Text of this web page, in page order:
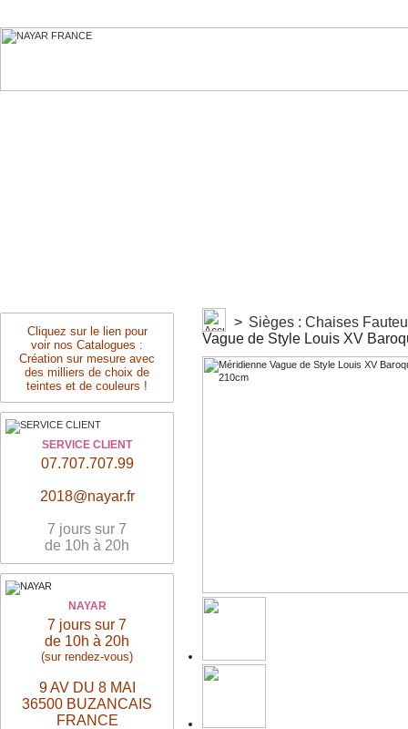
Cliquez sur le lien pour
voir nos Catalogues :
Création sur mesure avec
des milliers de choix de
teintes et de couleurs !
SERVICE CLIENT
07.707.707.99
2018@nayar.fr
7 jours sur 7
de 10h à 20h
NAYAR
7 jours sur 7
de 10h à 20h
(sur rendez-vous)
9 AV DU 8 MAI
36500 BUZANCAIS
FRANCE
> Sièges : Chaises
Vague de Style Louis XV